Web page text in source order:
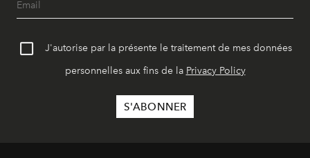
J'autorise par la présente le traitement de mes données
personnelles aux fins de la Privacy Policy